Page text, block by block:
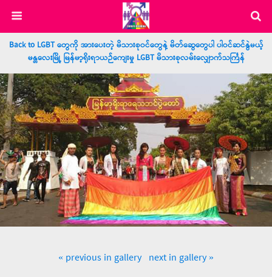
Back to LGBT တွေကို အားပေးတဲ့ မိသားစုဝင်တွေနဲ့ မိတ်ဆွေတွေပါ ပါဝင်ဆင်နွဲမယ့်
မန္တလေးမြို့ မြန်မာ့ရိုးရာယဉ်ကျေးမှု LGBT မိသားစုလမ်းလျှောက်သင်္ကြန်
« previous in gallery next in gallery »